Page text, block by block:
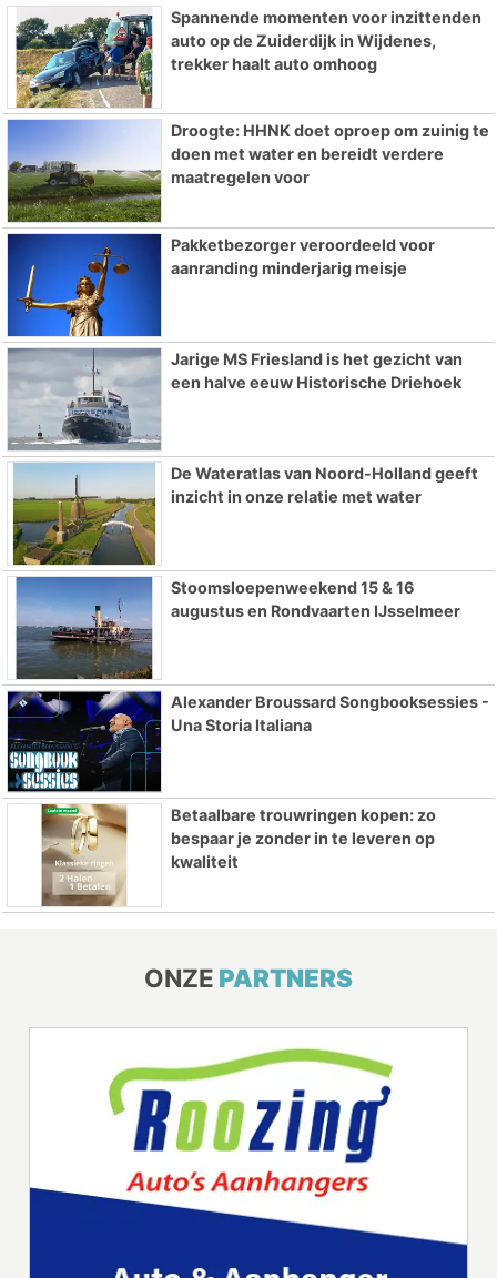
Spannende momenten voor inzittenden
auto op de Zuiderdijk in Wijdenes,
trekker haalt auto omhoog
Droogte: HHNK doet oproep om zuinig te
doen met water en bereidt verdere
maatregelen voor
Pakketbezorger veroordeeld voor
aanranding minderjarig meisje
Jarige MS Friesland is het gezicht van
een halve eeuw Historische Driehoek
De Wateratlas van Noord-Holland geeft
inzicht in onze relatie met water
Stoomsloepenweekend 15 & 16
augustus en Rondvaarten IJsselmeer
Alexander Broussard Songbooksessies -
Una Storia Italiana
Betaalbare trouwringen kopen: zo
bespaar je zonder in te leveren op
kwaliteit
ONZE PARTNERS